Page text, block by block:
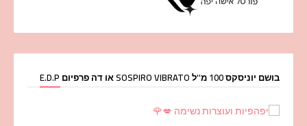
בושם יוניסקס 100 מ''ל SOSPIRO VIBRATO או דה פרפיום E.D.P